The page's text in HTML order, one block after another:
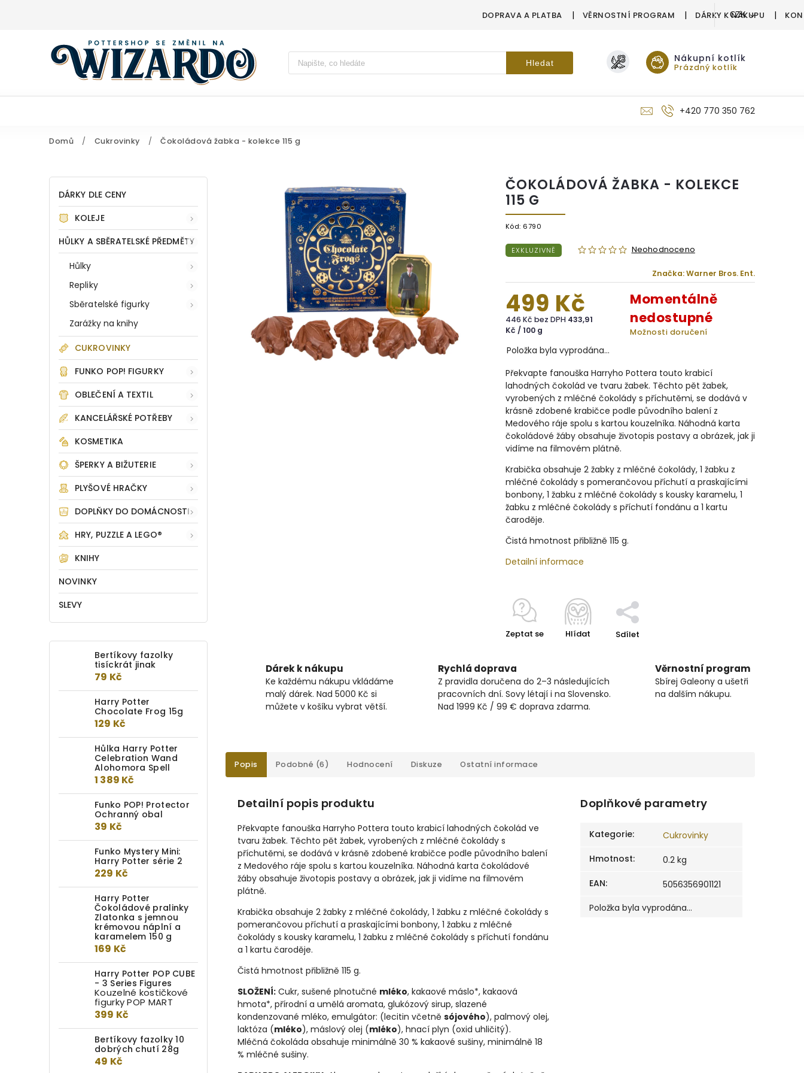
DOPRAVA A PLATBA VĚRNOSTNÍ PROGRAM DÁRKY K NÁKUPU
CZK
Vyhledávání Hledat Nákupní kotlík
Prázdný kotlík
+420 770 350 762
Domů / Cukrovinky / Čokoládová žabka - kolekce 115 g
DÁRKY DLE CENY
KOLEJE
HŮLKY A SBĚRATELSKÉ PŘEDMĚTY
Hůlky
Repliky
Sběratelské figurky
Zarážky na knihy
CUKROVINKY
FUNKO POP! FIGURKY
OBLEČENÍ A TEXTIL
KANCELÁŘSKÉ POTŘEBY
KOSMETIKA
ŠPERKY A BIŽUTERIE
PLYŠOVÉ HRAČKY
DOPLŇKY DO DOMÁCNOSTI
HRY, PUZZLE A LEGO®
KNIHY
NOVINKY
SLEVY
Bertíkovy fazolky
tisíckrát jinak
79 Kč
Harry Potter
Chocolate Frog 15g
129 Kč
Hůlka Harry Potter
Celebration Wand
Alohomora Spell
1 389 Kč
Funko POP! Protector
Ochranný obal
39 Kč
Funko Mystery Mini:
Harry Potter série 2
229 Kč
Harry Potter
Čokoládové pralinky
Zlatonka s jemnou
krémovou náplní a
karamelem 150 g
169 Kč
Harry Potter POP CUBE
- 3 Series Figures
Kouzelné kostičkové
figurky POP MART
399 Kč
Bertíkovy fazolky 10
dobrých chutí 28g
49 Kč
ČOKOLÁDOVÁ ŽABKA - KOLEKCE
115 G
Kód: 6790
EXKLUZIVNĚ Neohodnoceno
Značka:Warner Bros. Ent.
499 Kč
446 Kč bez DPH 433,91
Kč / 100 g
Momentálně
nedostupné
Možnosti doručení
Položka byla vyprodána…
Překvapte fanouška Harryho Pottera touto krabicí
lahodných čokolád ve tvaru žabek. Těchto pět žabek,
vyrobených z mléčné čokolády s příchutěmi, se dodává v
krásně zdobené krabičce podle původního balení z
Medového ráje spolu s kartou kouzelníka. Náhodná karta
čokoládové žáby obsahuje životopis postavy a obrázek, jak ji
vidíme na filmovém plátně.
Krabička obsahuje 2 žabky z mléčné čokolády, 1 žabku z
mléčné čokolády s pomerančovou příchutí a praskajícími
bonbony, 1 žabku z mléčné čokolády s kousky karamelu, 1
žabku z mléčné čokolády s příchutí fondánu a 1 kartu
čaroděje.
Čistá hmotnost přibližně 115 g.
Detailní informace
Zeptat se Hlídat Sdílet
Dárek k nákupu
Ke každému nákupu vkládáme
malý dárek. Nad 5000 Kč si
můžete v košíku vybrat větší.
Rychlá doprava
Z pravidla doručena do 2–3 následujících
pracovních dní. Sovy létají i na Slovensko.
Nad 1999 Kč / 99 € doprava zdarma.
Věrnostní program
Sbírej Galeony a ušetři
na dalším nákupu.
Popis Podobné (6) Hodnocení Diskuze Ostatní informace
Detailní popis produktu
Překvapte fanouška Harryho Pottera touto krabicí lahodných čokolád ve
tvaru žabek. Těchto pět žabek, vyrobených z mléčné čokolády s
příchutěmi, se dodává v krásně zdobené krabičce podle původního balení
z Medového ráje spolu s kartou kouzelníka. Náhodná karta čokoládové
žáby obsahuje životopis postavy a obrázek, jak ji vidíme na filmovém
plátně.
Krabička obsahuje 2 žabky z mléčné čokolády, 1 žabku z mléčné čokolády s
pomerančovou příchutí a praskajícími bonbony, 1 žabku z mléčné
čokolády s kousky karamelu, 1 žabku z mléčné čokolády s příchutí fondánu
a 1 kartu čaroděje.
Čistá hmotnost přibližně 115 g.
SLOŽENÍ: Cukr, sušené plnotučné mléko, kakaové máslo*, kakaová
hmota*, přírodní a umělá aromata, glukózový sirup, slazené
kondenzované mléko, emulgátor: (lecitin včetně sójového), palmový olej,
laktóza (mléko), máslový olej (mléko), hnací plyn (oxid uhličitý).
Mléčná čokoláda obsahuje minimálně 30 % kakaové sušiny, minimálně 18
% mléčné sušiny.
Doplňkové parametry
Kategorie:
Cukrovinky
Hmotnost:
0.2 kg
EAN:
5056356901121
Položka byla vyprodána…